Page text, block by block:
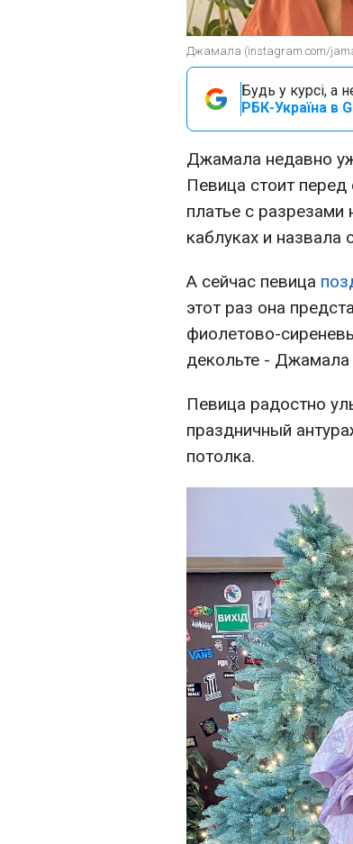
Джамала (instagram.com/
Будь у курсі, а
РБК-Україна в
Джамала недавно
Певица стоит
платье с
каблуках и назвала
А сейчас певица
этот раз она
фиолетово-
декольте -
Певица радостно
праздничный
потолка.